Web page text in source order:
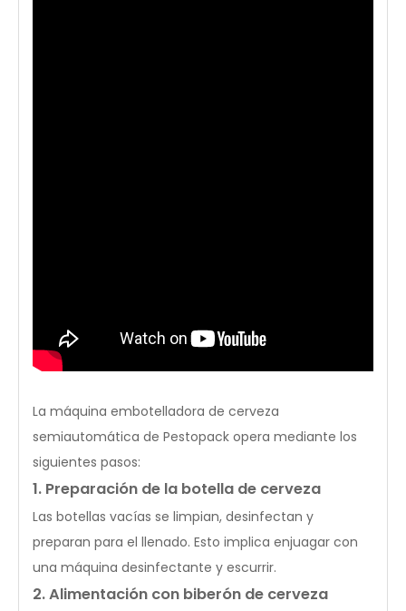
La máquina embotelladora de cerveza
semiautomática de Pestopack opera mediante los
siguientes pasos:
1. Preparación de la botella de cerveza
Las botellas vacías se limpian, desinfectan y
preparan para el llenado. Esto implica enjuagar con
una máquina desinfectante y escurrir.
2. Alimentación con biberón de cerveza